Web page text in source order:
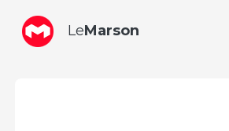
LeMarson